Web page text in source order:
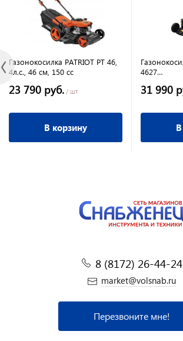
Газонокосилка PATRIOT PT 46,
4л.с., 46 см, 150 сс
23 790 руб. / шт
В корзину
4627
тактный
31 990
8 (8172) 26-44-24
market@volsnab.ru
Перезвоните мне!